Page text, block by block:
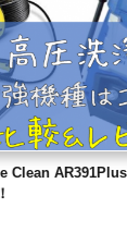
Clean